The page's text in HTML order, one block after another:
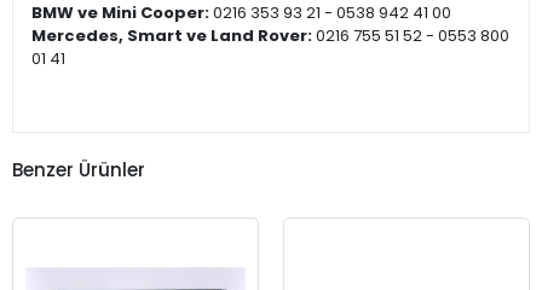
BMW ve Mini Cooper:0216 353 93 21 - 0538 942 41 00
Mercedes, Smart ve Land Rover:0216 755 51 52 - 0553 800
01 41
Benzer Ürünler